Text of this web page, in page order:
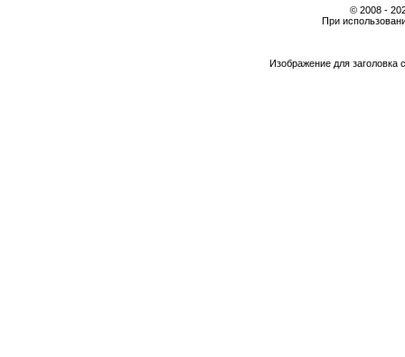
© 2008 -
При
Изображение для